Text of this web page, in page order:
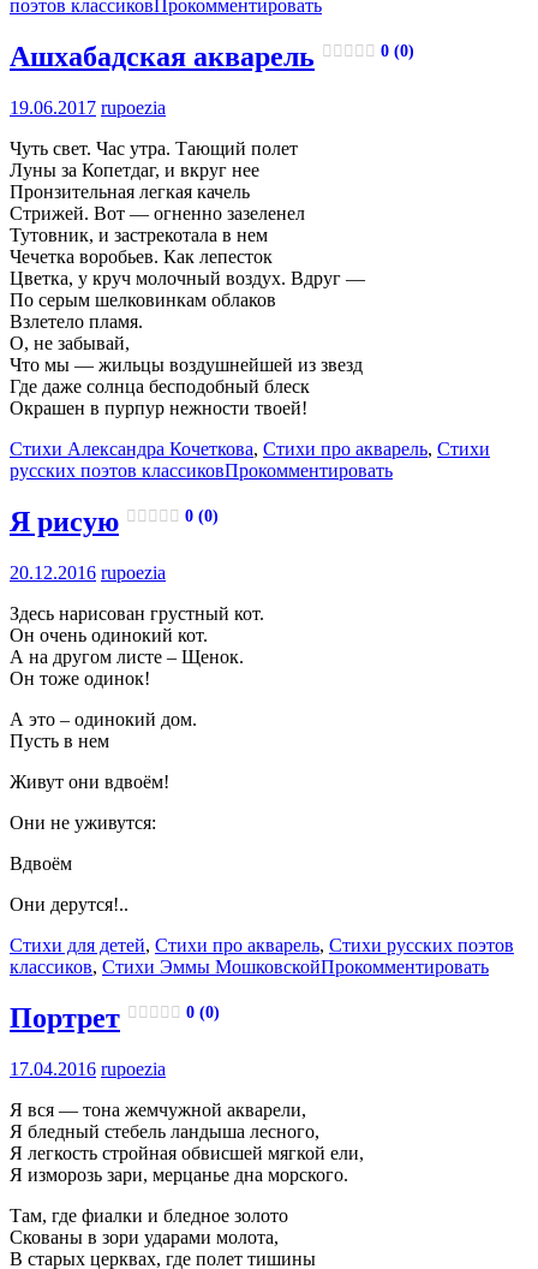
поэтов классиковПрокомментировать
Ашхабадская акварель 0 (0)
19.06.2017 rupoezia
Чуть свет. Час утра. Тающий полет
Луны за Копетдаг, и вкруг нее
Пронзительная легкая качель
Стрижей. Вот — огненно зазеленел
Тутовник, и застрекотала в нем
Чечетка воробьев. Как лепесток
Цветка, у круч молочный воздух. Вдруг —
По серым шелковинкам облаков
Взлетело пламя.
О, не забывай,
Что мы — жильцы воздушнейшей из звезд
Где даже солнца бесподобный блеск
Окрашен в пурпур нежности твоей!
Стихи Александра Кочеткова, Стихи про акварель, Стихи
русских поэтов классиковПрокомментировать
Я рисую 0 (0)
20.12.2016 rupoezia
Здесь нарисован грустный кот.
Он очень одинокий кот.
А на другом листе – Щенок.
Он тоже одинок!
А это – одинокий дом.
Пусть в нем
Живут они вдвоём!
Они не уживутся:
Вдвоём
Они дерутся!..
Стихи для детей, Стихи про акварель, Стихи русских поэтов
классиков, Стихи Эммы МошковскойПрокомментировать
Портрет 0 (0)
17.04.2016 rupoezia
Я вся — тона жемчужной акварели,
Я бледный стебель ландыша лесного,
Я легкость стройная обвисшей мягкой ели,
Я изморозь зари, мерцанье дна морского.
Там, где фиалки и бледное золото
Скованы в зори ударами молота,
В старых церквах, где полет тишины